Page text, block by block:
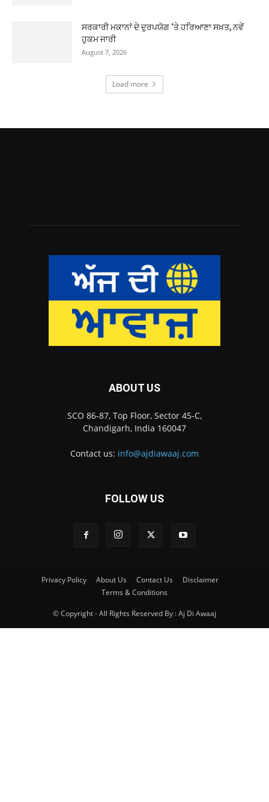
ਸਰਕਾਰੀ ਮਕਾਨਾਂ ਦੇ ਦੁਰਪਯੋਗ ‘ਤੇ ਹਰਿਆਣਾ ਸਖ਼ਤ, ਨਵੇਂ
ਹੁਕਮ ਜਾਰੀ
August 7, 2026
Load more
ABOUT US
SCO 86-87, Top Floor, Sector 45-C,
Chandigarh, India 160047
Contact us: info@ajdiawaaj.com
FOLLOW US
Privacy Policy About Us Contact Us
Disclaimer
Terms & Conditions
© Copyright - All Rights Reserved By : Aj Di Awaaj